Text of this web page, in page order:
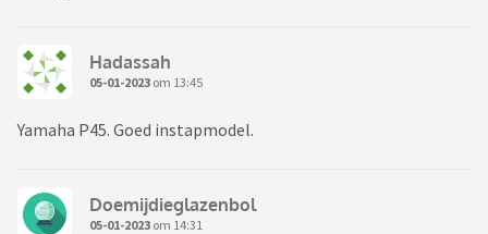
Hadassah
05-01-2023 om 13:45
Yamaha P45. Goed instapmodel.
Doemijdieglazenbol
05-01-2023 om 14:31